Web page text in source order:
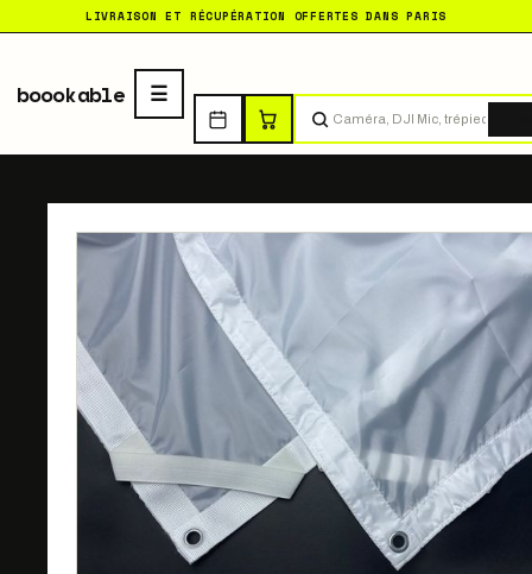
LIVRAISON ET RÉCUPÉRATION OFFERTES DANS PARIS
boookable